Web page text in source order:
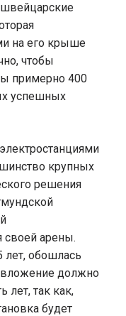
на его крыше
чтобы
примерно 400
успешных
крупных
решения
своей арены.
лет, обошлась
вложение должно
лет, так как,
будет